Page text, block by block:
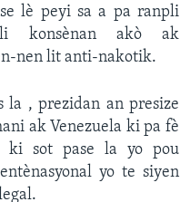
lè peyi sa a pa ranpli
li konsènan akò ak
nen lit anti-nakotik.
, prezidan an presize
ak Venezuela ki pa fè
ki sot pase la yo pou
yo te siyen